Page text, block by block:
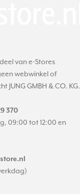
van e-Stores
webwinkel of
JUNG GMBH & CO. KG.
370
09:00 tot 12:00 en